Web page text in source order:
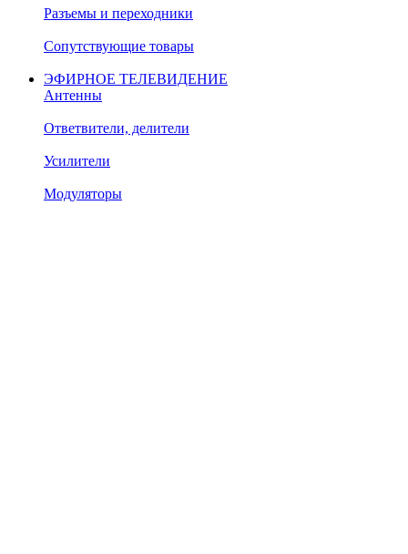
Разъемы и переходники
Сопутствующие товары
ЭФИРНОЕ ТЕЛЕВИДЕНИЕ
Антенны
Ответвители, делители
Усилители
Модуляторы